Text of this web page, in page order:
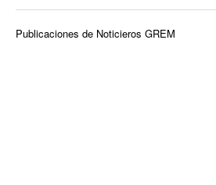
Publicaciones de Noticieros GREM